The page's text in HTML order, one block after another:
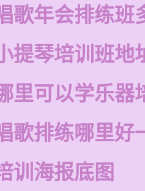
歌年会排练班
提琴培训班地
里可以学乐器
歌排练哪里好
训海报底图